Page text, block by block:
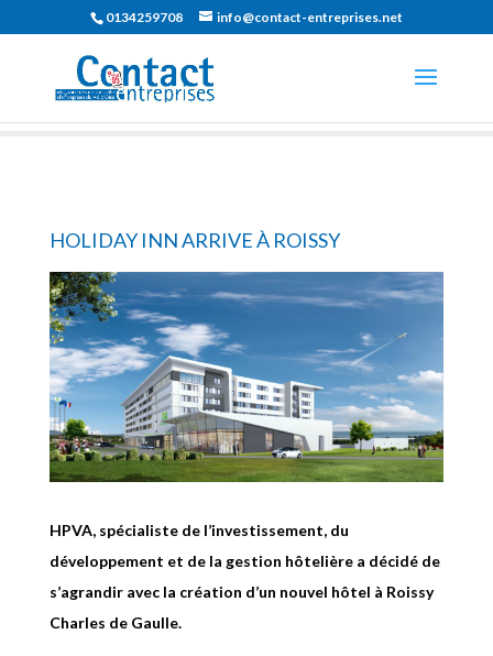
0134259708 info@contact-entreprises.net
HOLIDAY INN ARRIVE À ROISSY
HPVA, spécialiste de l’investissement, du
développement et de la gestion hôtelière a décidé de
s’agrandir avec la création d’un nouvel hôtel à Roissy
Charles de Gaulle.